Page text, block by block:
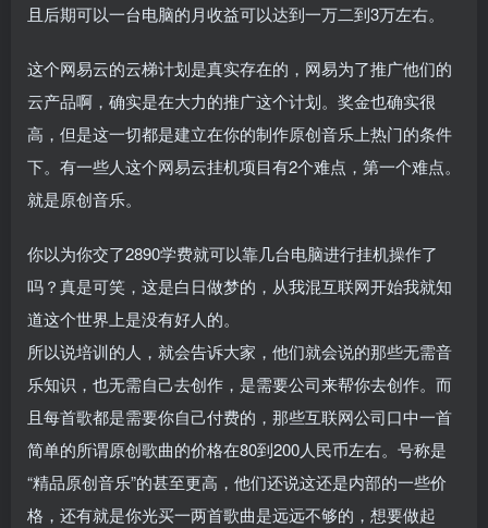
且后期可以一台电脑的月收益可以达到一万二到3万左右。
这个网易云的云梯计划是真实存在的，网易为了推广他们的
云产品啊，确实是在大力的推广这个计划。奖金也确实很
高，但是这一切都是建立在你的制作原创音乐上热门的条件
下。有一些人这个网易云挂机项目有2个难点，第一个难点。
就是原创音乐。
你以为你交了2890学费就可以靠几台电脑进行挂机操作了
吗？真是可笑，这是白日做梦的，从我混互联网开始我就知
道这个世界上是没有好人的。
所以说培训的人，就会告诉大家，他们就会说的那些无需音
乐知识，也无需自己去创作，是需要公司来帮你去创作。而
且每首歌都是需要你自己付费的，那些互联网公司口中一首
简单的所谓原创歌曲的价格在80到200人民币左右。号称是
“精品原创音乐”的甚至更高，他们还说这还是内部的一些价
格，还有就是你光买一两首歌曲是远远不够的，想要做起